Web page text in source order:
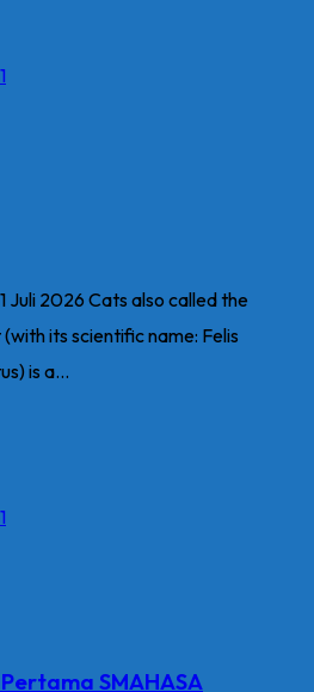
Juli 2026 Cats also called the
its scientific name: Felis
is a...
SMAHASA